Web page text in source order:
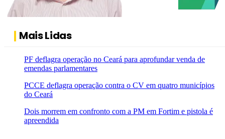
Mais Lidas
PF deflagra operação no Ceará para aprofundar venda de
emendas parlamentares
PCCE deflagra operação contra o CV em quatro municípios
do Ceará
Dois morrem em confronto com a PM em Fortim e pistola é
apreendida